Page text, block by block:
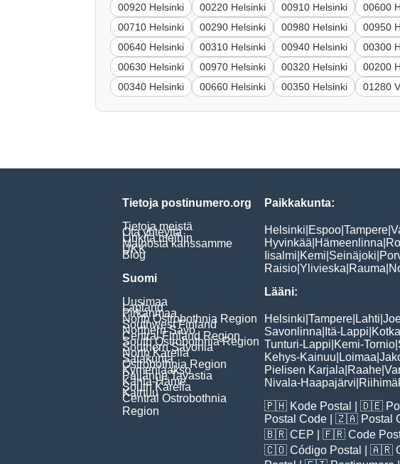
00920 Helsinki
00220 Helsinki 00910 Helsinki 00600
00710 Helsinki
00290 Helsinki 00980 Helsinki 00950
00640 Helsinki
00310 Helsinki 00940 Helsinki 00300
00630 Helsinki
00970 Helsinki 00320 Helsinki 00200
00340 Helsinki
00660 Helsinki 00350 Helsinki 01280
Tietoja postinumero.org
Tietoja meistä
Ota yhteyttä
Linkitä meihin
Mainosta kanssamme
UKK
Blog
Suomi
Uusimaa
Lapland
Pirkanmaa
North Ostrobothnia Region
Southwest Finland
Northern Savo
Central Finland Region
South Ostrobothnia Region
Southern Savonia
North Karelia
Satakunta
Ostrobothnia Region
Kymenlaakso
Päijänne Tavastia
Kanta-Häme
South Karelia
Kainuu
Central Ostrobothnia
Region
Paikkakunta:
Helsinki Espoo Tampere
Hyvinkää Hämeenlinna
Iisalmi Kemi Seinäjoki
Raisio Ylivieska Rauma
Lääni:
Helsinki Tampere Lahti
Savonlinna Itä-Lappi
Tunturi-Lappi Kemi-Tornio
Kehys-Kainuu Loimaa
Pielisen Karjala Raahe
Nivala-Haapajärvi
🇵🇭 Kode Postal | 🇩🇪
Postal Code | 🇿🇦 Postal
🇧🇷 CEP | 🇫🇷 Code
🇨🇴 Código Postal | 🇦🇷